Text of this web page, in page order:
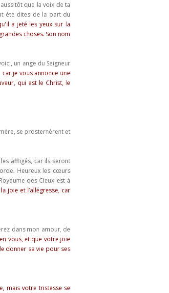
que la voix de ta
été dites de la part du
a jeté les yeux sur la
choses. Son nom
un ange du Seigneur
car je vous annonce une
qui est le Christ, le
se prosternèrent et
affligés, car ils seront
Heureux les cœurs
des Cieux est à
joie et l’allégresse, car
dans mon amour, de
vous, et que votre joie
donner sa vie pour ses
mais votre tristesse se